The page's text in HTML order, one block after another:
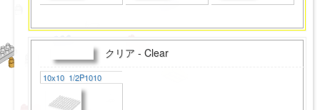
クリア - Clear
10x10 1/2P1010